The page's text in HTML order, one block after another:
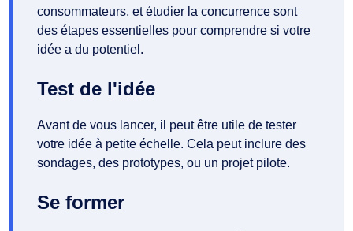
consommateurs, et étudier la concurrence sont
des étapes essentielles pour comprendre si votre
idée a du potentiel.
Test de l'idée
Avant de vous lancer, il peut être utile de tester
votre idée à petite échelle. Cela peut inclure des
sondages, des prototypes, ou un projet pilote.
Se former